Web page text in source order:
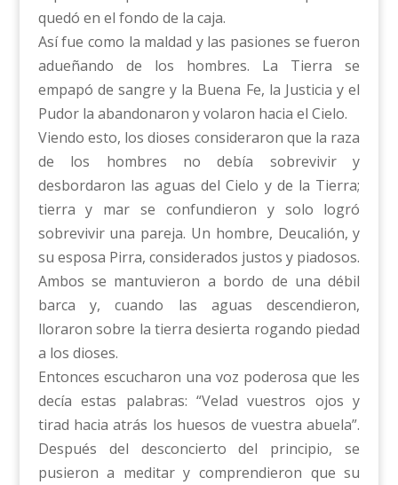
quedó en el fondo de la caja.
Así fue como la maldad y las pasiones se fueron
adueñando de los hombres. La Tierra se
empapó de sangre y la Buena Fe, la Justicia y el
Pudor la abandonaron y volaron hacia el Cielo.
Viendo esto, los dioses consideraron que la raza
de los hombres no debía sobrevivir y
desbordaron las aguas del Cielo y de la Tierra;
tierra y mar se confundieron y solo logró
sobrevivir una pareja. Un hombre, Deucalión, y
su esposa Pirra, considerados justos y piadosos.
Ambos se mantuvieron a bordo de una débil
barca y, cuando las aguas descendieron,
lloraron sobre la tierra desierta rogando piedad
a los dioses.
Entonces escucharon una voz poderosa que les
decía estas palabras: “Velad vuestros ojos y
tirad hacia atrás los huesos de vuestra abuela”.
Después del desconcierto del principio, se
pusieron a meditar y comprendieron que su